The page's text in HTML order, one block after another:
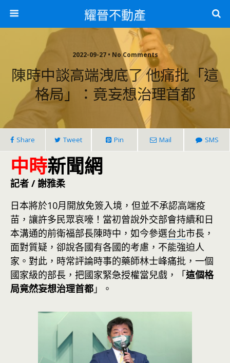
耀晉不動產
2022-09-27 • No Comments
陳時中談高端洩底了 他痛批「這
格局」：竟妄想治理首都
Share Tweet Pin Mail SMS
中時新聞網
記者 / 謝雅柔
日本將於10月開放免簽入境，但並不承認高端疫
苗，讓許多民眾哀嚎！當初曾說外交部會持續和日
本溝通的前衛福部長陳時中，如今參選台北市長，
面對質疑，卻說各國有各國的考慮，不能強迫人
家。對此，時常評論時事的藥師林士峰痛批，一個
國家級的部長，把國家緊急授權當兒戲，「這個格
局竟然妄想治理首都 」。